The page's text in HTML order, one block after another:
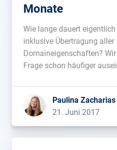
Monate
Wie lange dauert
inklusive Übertragung aller
Domaineigenschaften?
Frage schon häufiger
mit dem SISTRIX
Jahr später im Beitrag
Rankings bei Google„. Es
dauern. […]...
Paulina Zacharias
21. Juni 2017